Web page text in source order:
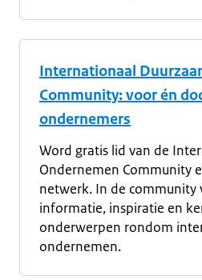
Internationaal
Community: voor én
ondernemers
Word gratis lid van de
Ondernemen Community
netwerk. In de community
informatie, inspiratie en
onderwerpen rondom
ondernemen.